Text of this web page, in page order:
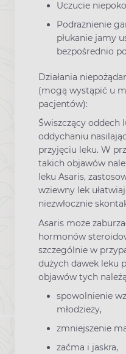
Uczucie
Podrażnienie
płukanie jamy
bezpośrednio
Działania
(mogą wystąpić u
pacjentów):
Świszczący oddech
oddychaniu
przyjęciu leku. W
takich objawów
leku Asaris,
wziewny lek
niezwłocznie
Asaris może
hormonów
szczególnie w
dużych dawek leku
objawów tych
spowolnienie
młodzieży,
zmniejszenie
zaćma i jaskra,